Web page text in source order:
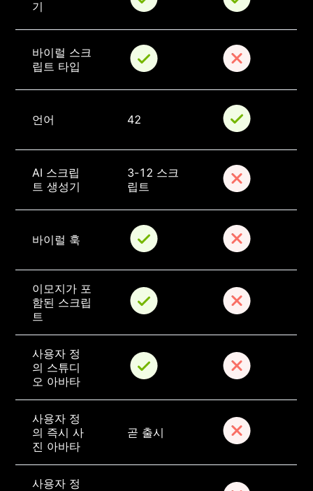
기
바이럴 스크
립트 타입
언어 42
AI 스크립
트 생성기
3-12 스크
립트
바이럴 훅
이모지가 포
함된 스크립
트
사용자 정
의 스튜디
오 아바타
사용자 정
의 즉시 사
진 아바타
곧 출시
사용자 정